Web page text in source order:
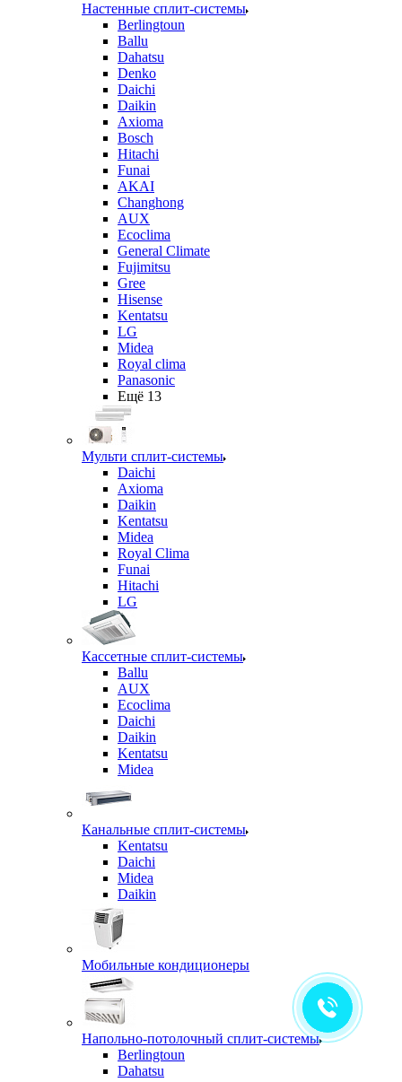
Настенные сплит-системы
Berlingtoun
Ballu
Dahatsu
Denko
Daichi
Daikin
Axioma
Bosch
Hitachi
Funai
AKAI
Changhong
AUX
Ecoclima
General Climate
Fujimitsu
Gree
Hisense
Kentatsu
LG
Midea
Royal clima
Panasonic
Ещё 13
Мульти сплит-системы
Daichi
Axioma
Daikin
Kentatsu
Midea
Royal Clima
Funai
Hitachi
LG
Кассетные сплит-системы
Ballu
AUX
Ecoclima
Daichi
Daikin
Kentatsu
Midea
Канальные сплит-системы
Kentatsu
Daichi
Midea
Daikin
Мобильные кондиционеры
Напольно-потолочный сплит-системы
Berlingtoun
Dahatsu